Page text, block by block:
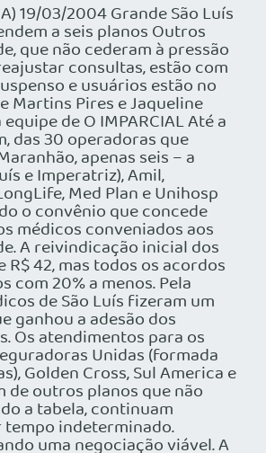
19/03/2004 Grande São Luís
a seis planos Outros
que não cederam à pressão
consultas, estão com
e usuários estão no
Martins Pires e Jaqueline
de O IMPARCIAL Até a
das 30 operadoras que
apenas seis – a
e Imperatriz), Amil,
Med Plan e Unihosp
o convênio que concede
médicos conveniados aos
A reivindicação inicial dos
R$ 42, mas todos os acordos
com 20% a menos. Pela
de São Luís fizeram um
ganhou a adesão dos
Os atendimentos para os
Unidas (formada
Golden Cross, Sul America e
de outros planos que não
a tabela, continuam
tempo indeterminado.
uma negociação viável. A